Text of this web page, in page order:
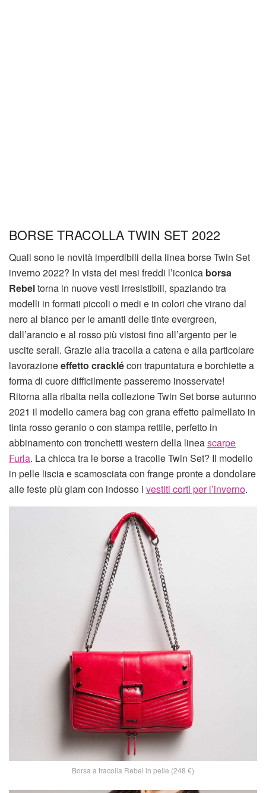
BORSE TRACOLLA TWIN SET 2022
Quali sono le novità imperdibili della linea borse Twin Set
inverno 2022? In vista dei mesi freddi l’iconica borsa
Rebeltorna in nuove vesti irresistibili, spaziando tra
modelli in formati piccoli o medi e in colori che virano dal
nero al bianco per le amanti delle tinte evergreen,
dall’arancio e al rosso più vistosi fino all’argento per le
uscite serali. Grazie alla tracolla a catena e alla particolare
lavorazioneeffetto cracklécon trapuntatura e borchiette a
forma di cuore difficilmente passeremo inosservate!
Ritorna alla ribalta nella collezione Twin Set borse autunno
2021 il modello camera bag con grana effetto palmellato in
tinta rosso geranio o con stampa rettile, perfetto in
abbinamento con tronchetti western della lineascarpe
Furla. La chicca tra le borse a tracolle Twin Set? Il modello
in pelle liscia e scamosciata con frange pronte a dondolare
alle feste più glam con indosso i vestiti corti per l’inverno.
Borsa a tracolla Rebel in pelle (248 €)